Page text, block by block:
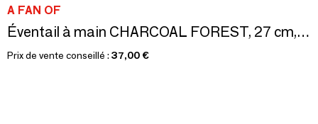
A FAN OF
Éventail à main CHARCOAL FOREST, 27 cm, blanc et noir
Prix de vente conseillé : 37,00 €